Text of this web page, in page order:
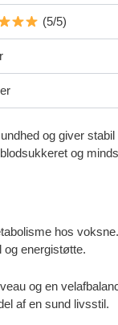
(5/5)
og giver
og
hos
energistøtte.
og en
af en sund livsstil.